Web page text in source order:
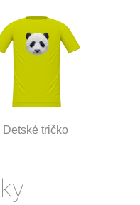
Detské tričko